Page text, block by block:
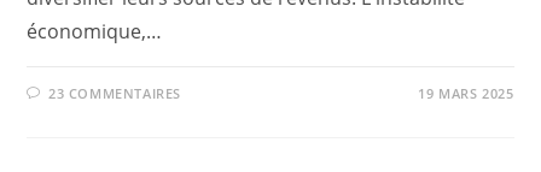
économique,…
23 COMMENTAIRES 19 MARS 2025